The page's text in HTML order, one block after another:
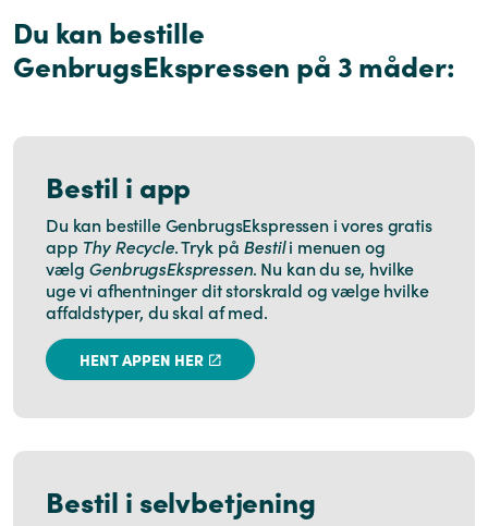
Du kan bestille
GenbrugsEkspressen på 3 måder:
Bestil i app
Du kan bestille GenbrugsEkspressen i vores gratis
app Thy Recycle. Tryk på Bestili menuen og
vælg GenbrugsEkspressen. Nu kan du se, hvilke
uge vi afhentninger dit storskrald og vælge hvilke
affaldstyper, du skal af med.
HENT APPEN HER
Bestil i selvbetjening